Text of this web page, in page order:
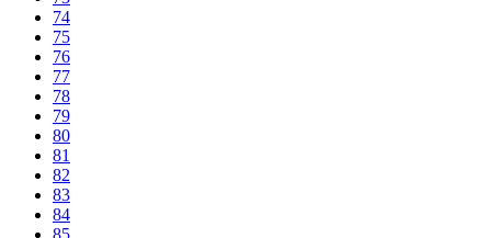
74
75
76
77
78
79
80
81
82
83
84
85